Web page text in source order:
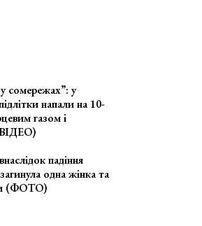
сомережах”: у
напали на 10-
газом і
падіння
одна жінка та
(ФОТО)